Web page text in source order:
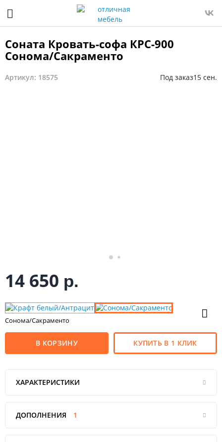
Соната Кровать-софа КРС-900
Сонома/Сакраменто
Артикул: 18575 Под заказ15 сен.
14 650 р.
Сонома/Сакраменто
В КОРЗИНУ КУПИТЬ В 1 КЛИК
ХАРАКТЕРИСТИКИ
ДОПОЛНЕНИЯ 1